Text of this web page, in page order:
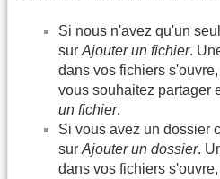
Si nous n'avez qu'un
sur Ajouter un fichier.
dans vos fichiers
vous souhaitez partager
un fichier.
Si vous avez un dossier
sur Ajouter un dossier.
dans vos fichiers